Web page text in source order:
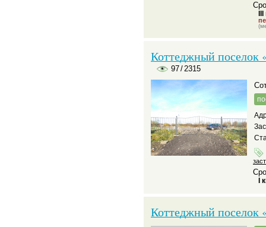
Коттеджный поселок
97/2315
I
Коттеджный поселок